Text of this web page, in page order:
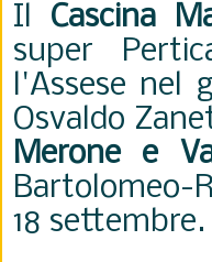
Il Cascina
super
l'Assese nel
Osvaldo
Merone e
Bartolomeo-
18 settembre.